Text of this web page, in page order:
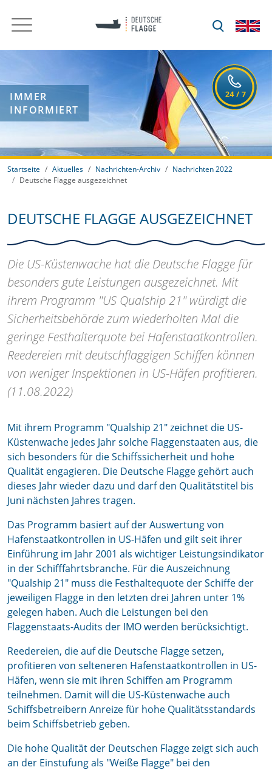
IMMER
INFORMIERT
Startseite Aktuelles Nachrichten-Archiv
Nachrichten 2022
Deutsche Flagge ausgezeichnet
DEUTSCHE FLAGGE AUSGEZEICHNET
Die US-Küstenwache hat die Deutsche Flagge für
besonders gute Leistungen ausgezeichnet. Mit
ihrem Programm "US Qualship 21" würdigt die
Sicherheitsbehörde zum wiederholten Mal die
geringe Festhalterquote bei Hafenstaatkontrollen.
Reedereien mit deutschflaggigen Schiffen können
von weniger Inspektionen in US-Häfen profitieren.
(11.08.2022)
Mit ihrem Programm "Qualship 21" zeichnet die US-
Küstenwache jedes Jahr solche Flaggenstaaten aus, die
sich besonders für die Schiffssicherheit und hohe
Qualität engagieren. Die Deutsche Flagge gehört auch
dieses Jahr wieder dazu und darf den Qualitätstitel bis
Juni nächsten Jahres tragen.
Das Programm basiert auf der Auswertung von
Hafenstaatkontrollen in US-Häfen und gilt seit ihrer
Einführung im Jahr 2001 als wichtiger Leistungsindikator
in der Schifffahrtsbranche. Für die Auszeichnung
"Qualship 21" muss die Festhaltequote der Schiffe der
jeweiligen Flagge in den letzten drei Jahren unter 1%
gelegen haben. Auch die Leistungen bei den
Flaggenstaats-Audits der IMO werden berücksichtigt.
Reedereien, die auf die Deutsche Flagge setzen,
profitieren von selteneren Hafenstaatkontrollen in US-
Häfen, wenn sie mit ihren Schiffen am Programm
teilnehmen. Damit will die US-Küstenwache auch
Schiffsbetreibern Anreize für hohe Qualitätsstandards
beim Schiffsbetrieb geben.
Die hohe Qualität der Deutschen Flagge zeigt sich auch
an der Einstufung als "Weiße Flagge" bei den